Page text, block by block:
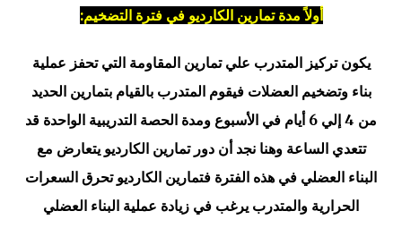
أولاً مدة تمارين الكارديو في فترة التضخيم:
يكون تركيز المتدرب علي تمارين المقاومة التي تحفز عملية
بناء وتضخيم العضلات فيقوم المتدرب بالقيام بتمارين الحديد
من 4 إلي 6 أيام في الأسبوع ومدة الحصة التدريبية الواحدة قد
تتعدي الساعة وهنا نجد أن دور تمارين الكارديو يتعارض مع
البناء العضلي في هذه الفترة فتمارين الكارديو تحرق السعرات
الحرارية والمتدرب يرغب في زيادة عملية البناء العضلي